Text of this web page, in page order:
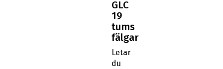
GLC
19
tums
fälgar
Letar
du